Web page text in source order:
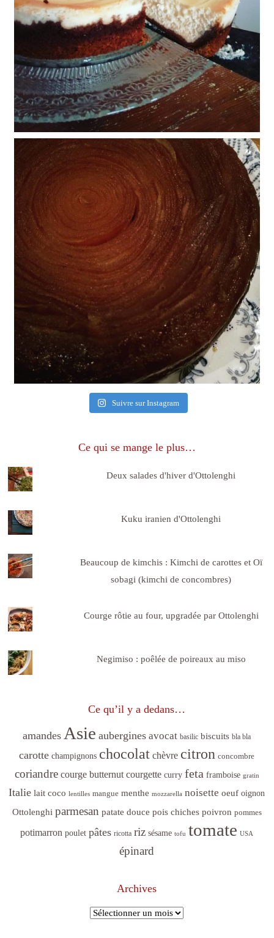
Suivre sur Instagram
Ce qui se mange le plus…
Deux salades d'hiver d'Ottolenghi
Kuku iranien d'Ottolenghi
Beaucoup de kimchis : Kimchi de carottes et Oï
sobagi (kimchi de concombres)
Courge rôtie au four, upgradée par Ottolenghi
Negimiso : poêlée de poireaux au miso
Ce qu’il y a dedans…
amandes Asie aubergines avocat basilic biscuits bla bla
carotte champignons chocolat chèvre citron concombre
coriandre courge butternut courgette curry feta framboise gratin
Italie lait coco lentilles mangue menthe mozzarella noisette oeuf oignon
Ottolenghi parmesan patate douce pois chiches poivron pommes
potimarron poulet pâtes ricotta riz sésame tofu tomate USA
épinard
Archives
Archives